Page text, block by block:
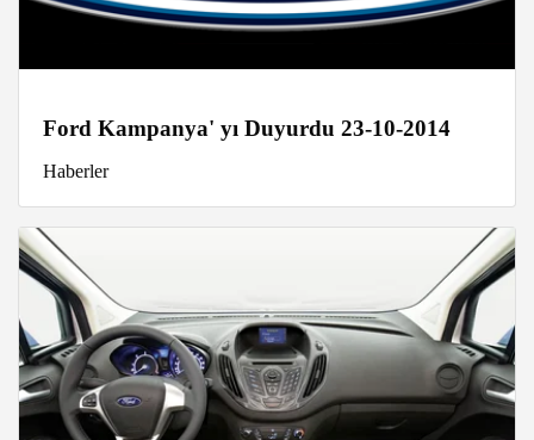
Ford Kampanya' yı Duyurdu 23-10-2014
Haberler